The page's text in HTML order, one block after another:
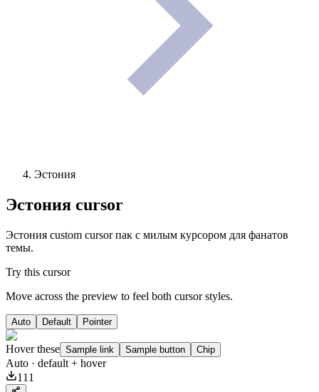
Эстония
Эстония cursor
Эстония custom cursor пак с милым курсором для фанатов
темы.
Try this cursor
Move across the preview to feel both cursor styles.
Auto Default Pointer
Hover these Sample link Sample button Chip
Auto · default + hover
111